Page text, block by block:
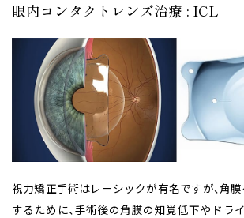
眼内コンタクトレンズ治療 : ICL
視力矯正手術はレーシックが有名ですが、角
するために、手術後の角膜の知覚低下やドラ